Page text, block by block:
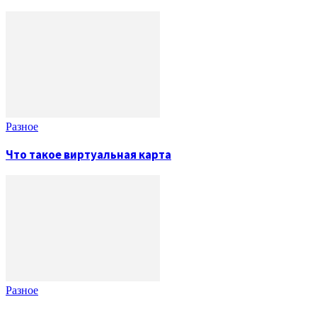
Разное
Что такое виртуальная карта
Разное